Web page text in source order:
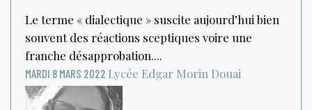
Le terme « dialectique » suscite aujourd’hui bien
souvent des réactions sceptiques voire une
franche désapprobation....
MARDI 8 MARS 2022 Lycée Edgar Morin Douai